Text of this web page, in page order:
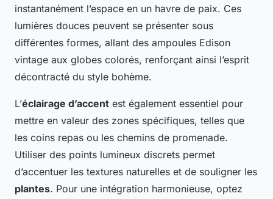
instantanément l’espace en un havre de paix. Ces
lumières douces peuvent se présenter sous
différentes formes, allant des ampoules Edison
vintage aux globes colorés, renforçant ainsi l’esprit
décontracté du style bohème.
L’éclairage d’accent est également essentiel pour
mettre en valeur des zones spécifiques, telles que
les coins repas ou les chemins de promenade.
Utiliser des points lumineux discrets permet
d’accentuer les textures naturelles et de souligner les
plantes. Pour une intégration harmonieuse, optez